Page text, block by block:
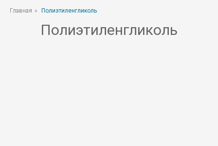
Главная » Полиэтиленгликоль
Полиэтиленгликоль